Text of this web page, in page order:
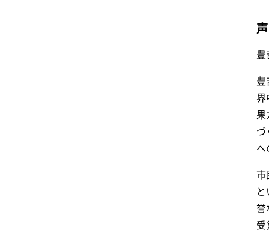
豊
豊
界
果
づ
へ
市
誉
受